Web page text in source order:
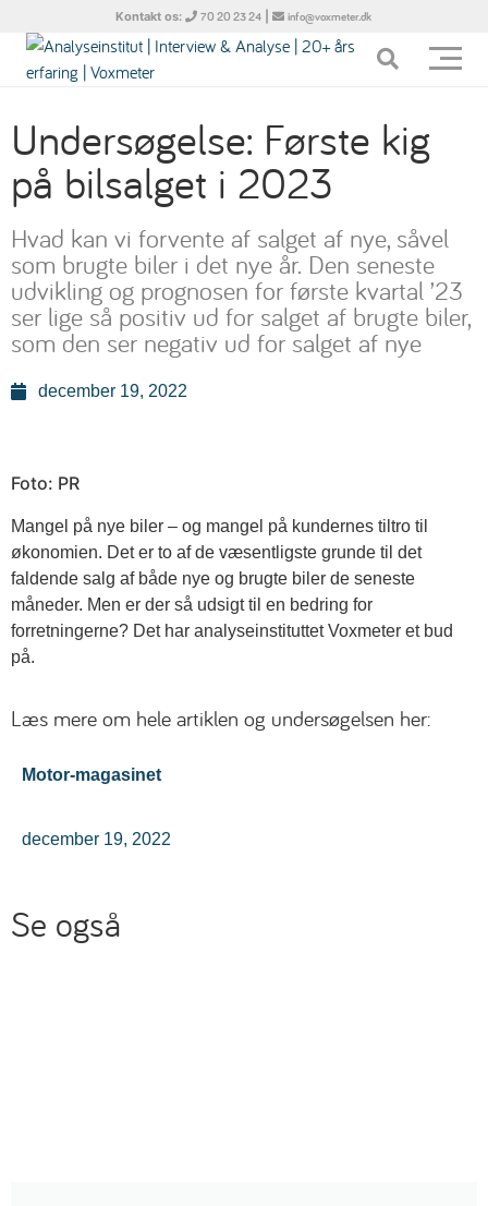
Kontakt os: 70 20 23 24 | info@voxmeter.dk
Undersøgelse: Første kig
på bilsalget i 2023
Hvad kan vi forvente af salget af nye, såvel
som brugte biler i det nye år. Den seneste
udvikling og prognosen for første kvartal ’23
ser lige så positiv ud for salget af brugte biler,
som den ser negativ ud for salget af nye
december 19, 2022
Foto: PR
Mangel på nye biler – og mangel på kundernes tiltro til
økonomien. Det er to af de væsentligste grunde til det
faldende salg af både nye og brugte biler de seneste
måneder. Men er der så udsigt til en bedring for
forretningerne? Det har analyseinstituttet Voxmeter et bud
på.
Læs mere om hele artiklen og undersøgelsen her:
Motor-magasinet
december 19, 2022
Se også